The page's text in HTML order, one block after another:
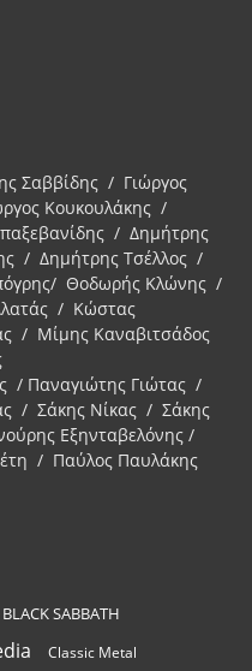
Σαββίδης / Γιώργος
Κουκουλάκης /
/ Δημήτρης
/ Δημήτρης Τσέλλος /
Θοδωρής Κλώνης /
/ Κώστας
/ Μίμης Καναβιτσάδος
/ Παναγιώτης Γιώτας /
/ Σάκης Νίκας / Σάκης
Εξηνταβελόνης /
/ Παύλος Παυλάκης
BLACK SABBATH
Classic Metal